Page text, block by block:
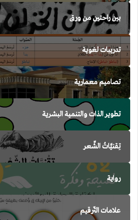
بين راحتين من ورق
تدريبات لغوية
تصاميم معمارية
تطوير الذات والتنمية البشرية
تِقنيَّاتُ الشِّعر
رواية
علامات التّرقيم